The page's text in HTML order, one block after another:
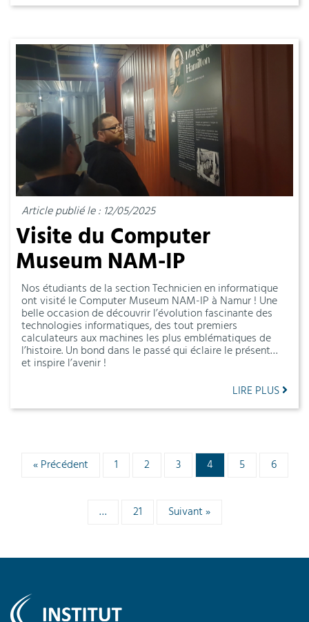
Article publié le : 12/05/2025
Visite du Computer
Museum NAM-IP
Nos étudiants de la section Technicien en informatique
ont visité le Computer Museum NAM-IP à Namur ! Une
belle occasion de découvrir l’évolution fascinante des
technologies informatiques, des tout premiers
calculateurs aux machines les plus emblématiques de
l’histoire. Un bond dans le passé qui éclaire le présent…
et inspire l’avenir !
LIRE PLUS
« Précédent 1 2 3 4 5 6
… 21 Suivant »